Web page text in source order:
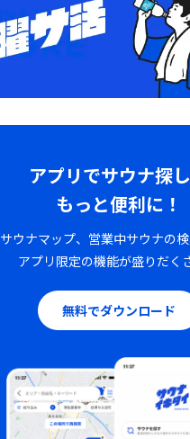
アプリでサウナ探
もっと便利に！
サウナマップ、営業中サウナの検
アプリ限定の機能が盛りだく
無料でダウンロード